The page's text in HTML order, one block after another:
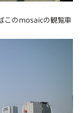
このmosaicの観覧車